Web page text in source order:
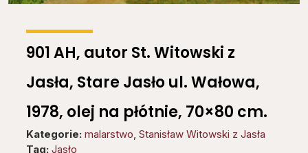
901 AH, autor St. Witowski z
Jasła, Stare Jasło ul. Wałowa,
1978, olej na płótnie, 70×80 cm.
Kategorie: malarstwo, Stanisław Witowski z Jasła
Tag: Jasło